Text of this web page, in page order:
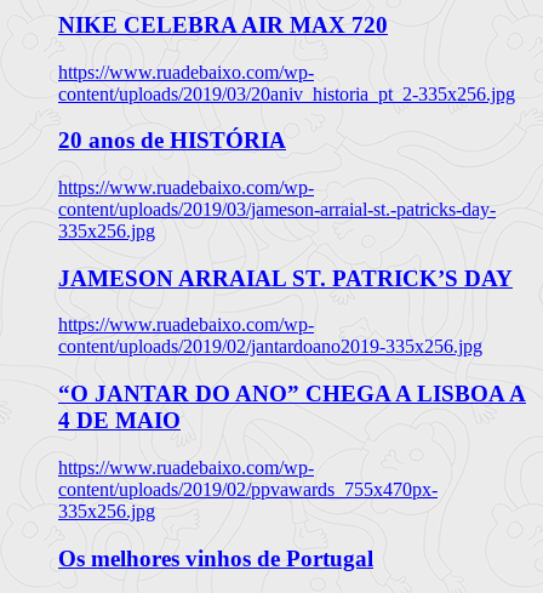
NIKE CELEBRA AIR MAX 720
https://www.ruadebaixo.com/wp-
content/uploads/2019/03/20aniv_historia_pt_2-335x256.jpg
20 anos de HISTÓRIA
https://www.ruadebaixo.com/wp-
content/uploads/2019/03/jameson-arraial-st.-patricks-day-
335x256.jpg
JAMESON ARRAIAL ST. PATRICK’S DAY
https://www.ruadebaixo.com/wp-
content/uploads/2019/02/jantardoano2019-335x256.jpg
“O JANTAR DO ANO” CHEGA A LISBOA A
4 DE MAIO
https://www.ruadebaixo.com/wp-
content/uploads/2019/02/ppvawards_755x470px-
335x256.jpg
Os melhores vinhos de Portugal